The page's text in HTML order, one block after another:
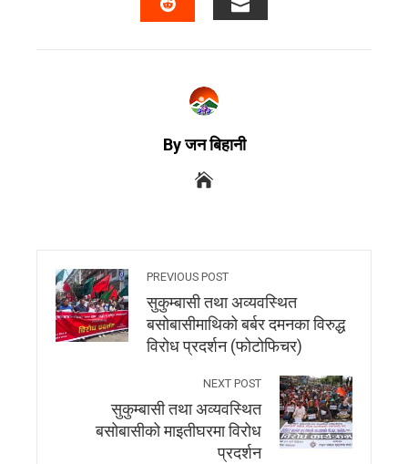
By जन बिहानी
PREVIOUS POST
सुकुम्बासी तथा अव्यवस्थित
बसोबासीमाथिको बर्बर दमनका विरुद्ध
विरोध प्रदर्शन (फोटोफिचर)
NEXT POST
सुकुम्बासी तथा अव्यवस्थित
बसोबासीको माइतीघरमा विरोध
प्रदर्शन